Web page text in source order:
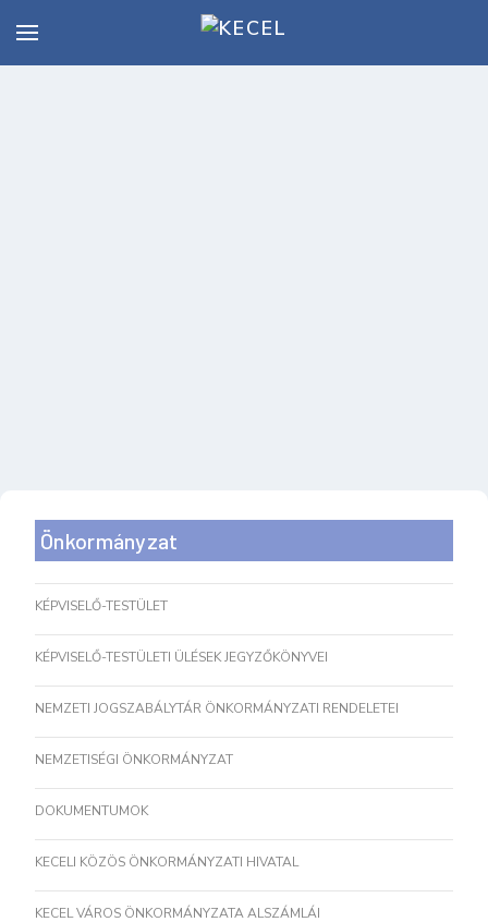
Önkormányzat
KÉPVISELŐ-TESTÜLET
KÉPVISELŐ-TESTÜLETI ÜLÉSEK JEGYZŐKÖNYVEI
NEMZETI JOGSZABÁLYTÁR ÖNKORMÁNYZATI RENDELETEI
NEMZETISÉGI ÖNKORMÁNYZAT
DOKUMENTUMOK
KECELI KÖZÖS ÖNKORMÁNYZATI HIVATAL
KECEL VÁROS ÖNKORMÁNYZATA ALSZÁMLÁI